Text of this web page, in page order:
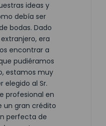
ideas y
debía ser
bodas. Dado
era
encontrar a
pudiéramos
estamos muy
elegido al Sr.
profesional en
gran crédito
perfecta de